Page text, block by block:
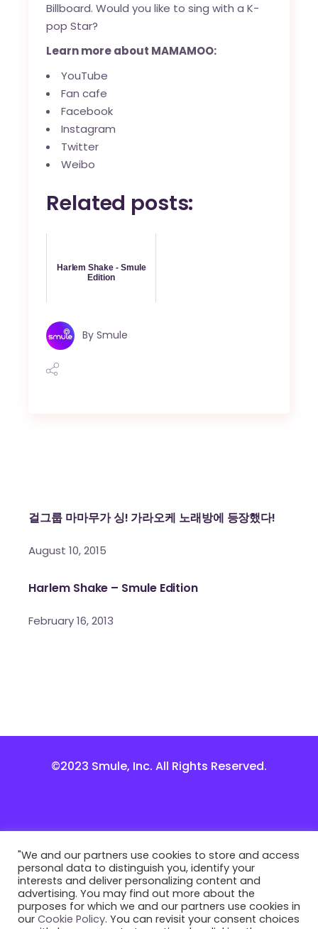
Billboard. Would you like to sing with a K-
pop Star?
Learn more about MAMAMOO:
YouTube
Fan cafe
Facebook
Instagram
Twitter
Weibo
Related posts:
Harlem Shake - Smule
Edition
By Smule
걸그룹 마마무가 싱! 가라오케 노래방에 등장했다!
August 10, 2015
Harlem Shake – Smule Edition
February 16, 2013
©2023 Smule, Inc. All Rights Reserved.
"We and our partners use cookies to store and access
personal data to distinguish you, identify your
interests and deliver personalizing content and
advertising. You may find out more about the
purposes for which we and our partners use cookies in
our Cookie Policy. You can revisit your consent choices